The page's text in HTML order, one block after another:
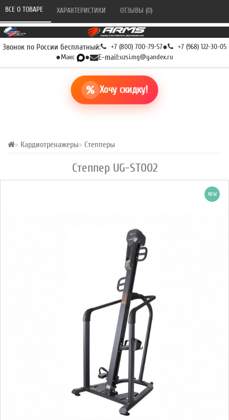
Звонок по России бесплатный: +7 (800) 700-79-57● +7 (968) 122-30-05
●Макс ● E-mail:uzsi.mg@yandex.ru
Хочу скидку!
Кардиотренажеры Степперы
Степпер UG-ST002
ВСЕ О ТОВАРЕ ХАРАКТЕРИСТИКИ ОТЗЫВЫ (0)
NEW